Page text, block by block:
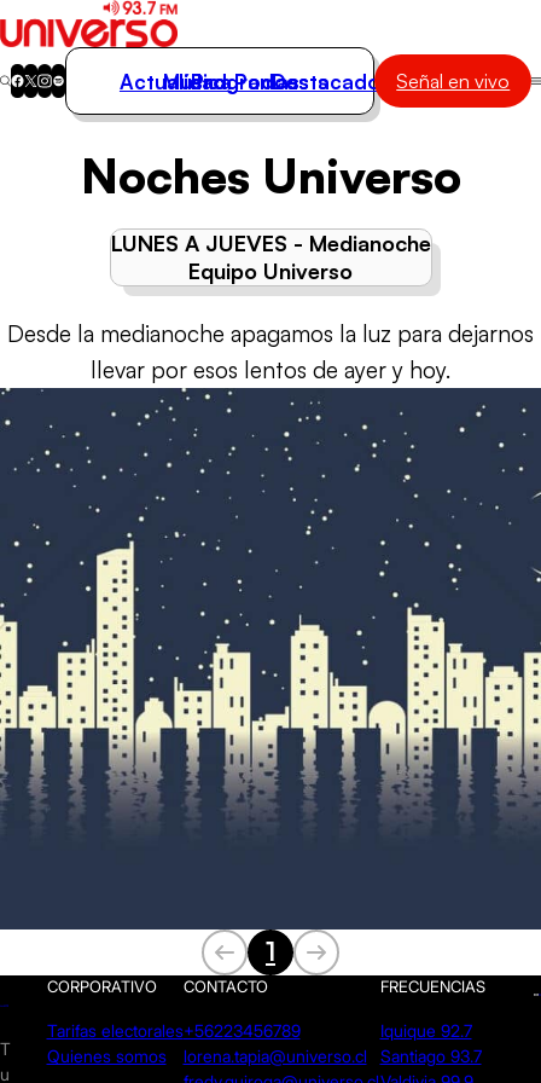
Actualidad
Destacados
Actualidad
Música
Programas
Podcasts
Destacados Señal en vivo
Noches Universo
LUNES A JUEVES - Medianoche
Equipo Universo
Desde la medianoche apagamos la luz para dejarnos
llevar por esos lentos de ayer y hoy.
1
T
u
CORPORATIVO
Tarifas electorales
Quienes somos
CONTACTO
+56223456789
lorena.tapia@universo.cl
FRECUENCIAS
Iquique 92.7
Santiago 93.7